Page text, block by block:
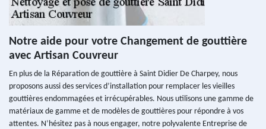
Notre aide pour votre Changement de gouttière
avec Artisan Couvreur
En plus de la Réparation de gouttière à Saint Didier De Charpey, nous
proposons aussi des services d’installation pour remplacer les vieilles
gouttières endommagées et irrécupérables. Nous utilisons une gamme de
matériaux de gamme et de modèles de gouttières pour répondre à vos
attentes. N’hésitez pas à nous engager, notre polyvalente Entreprise de